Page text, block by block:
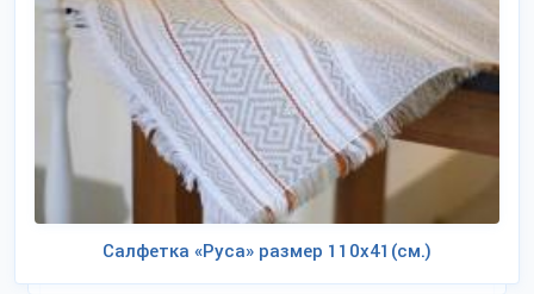
Салфетка «Руса» размер 110х41(см.)